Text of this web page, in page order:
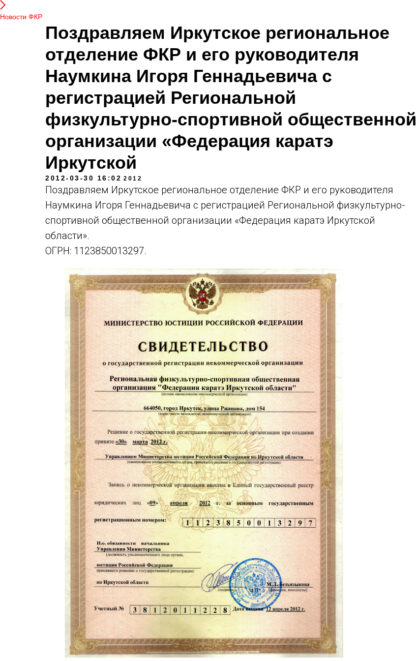
Новости ФКР
Поздравляем Иркутское региональное
отделение ФКР и его руководителя
Наумкина Игоря Геннадьевича с
регистрацией Региональной
физкультурно-спортивной общественной
организации «Федерация каратэ
Иркутской
2012-03-30 16:02 2012
Поздравляем Иркутское региональное отделение ФКР и его руководителя
Наумкина Игоря Геннадьевича с регистрацией Региональной физкультурно-
спортивной общественной организации «Федерация каратэ Иркутской
области».
ОГРН: 1123850013297.